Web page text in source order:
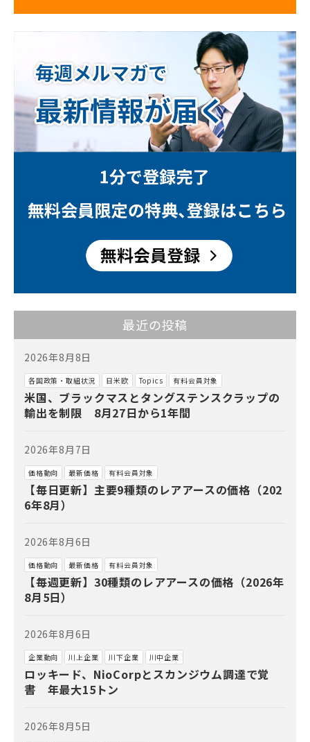
最近の投稿
2026年8月8日
各国政策・取組状況 日米欧 Topics 有料会員対象
米国、ブラックマスとタングステンスクラップの
輸出を制限 8月27日から1年間
2026年8月7日
価格動向 最新価格 有料会員対象
【毎日更新】主要9種類のレアアースの価格（202
6年8月）
2026年8月6日
価格動向 最新価格 有料会員対象
【毎週更新】30種類のレアアースの価格（2026年
8月5日）
2026年8月6日
企業動向 川上企業 川下企業 川中企業
ロッキード、NioCorpとスカンジウム調達で覚
書 年最大15トン
2026年8月5日